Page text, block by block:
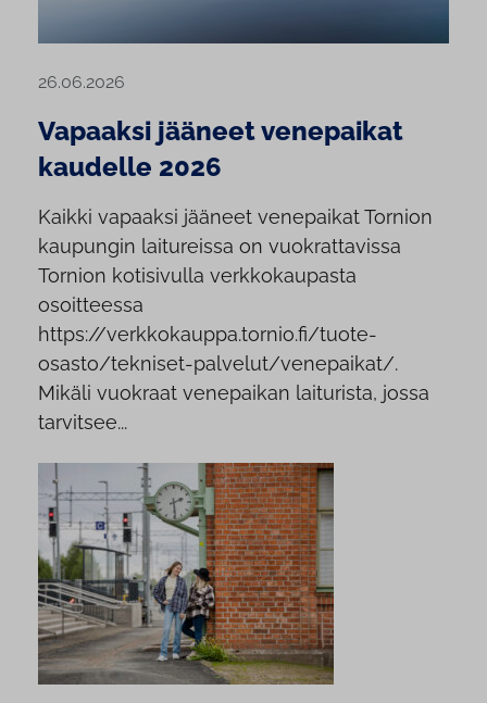
26.06.2026
Vapaaksi jääneet venepaikat
kaudelle 2026
Kaikki vapaaksi jääneet venepaikat Tornion
kaupungin laitureissa on vuokrattavissa
Tornion kotisivulla verkkokaupasta
osoitteessa
https://verkkokauppa.tornio.fi/tuote-
osasto/tekniset-palvelut/venepaikat/.
Mikäli vuokraat venepaikan laiturista, jossa
tarvitsee...